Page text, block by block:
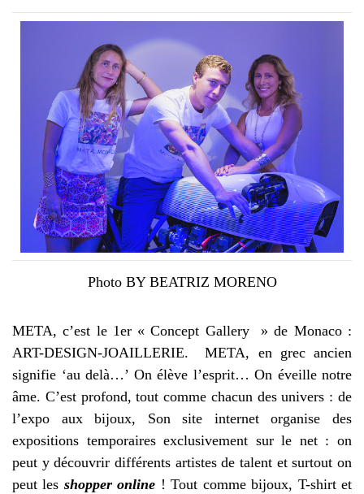
Photo BY BEATRIZ MORENO
META, c’est le 1er « Concept Gallery » de Monaco :
ART-DESIGN-JOAILLERIE. META, en grec ancien
signifie ‘au delà…’ On élève l’esprit… On éveille notre
âme. C’est profond, tout comme chacun des univers : de
l’expo aux bijoux, Son site internet organise des
expositions temporaires exclusivement sur le net : on
peut y découvrir différents artistes de talent et surtout on
peut les shopper online ! Tout comme bijoux, T-shirt et